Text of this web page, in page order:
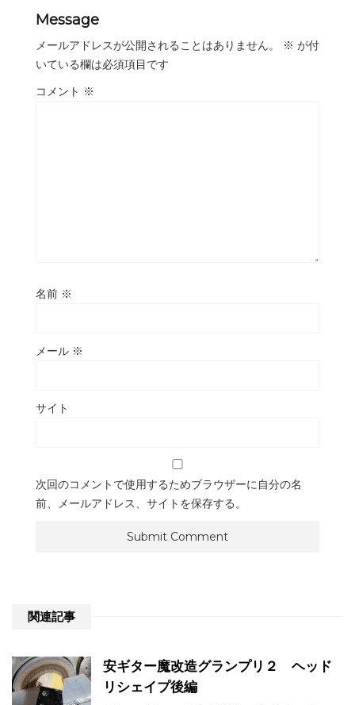
Message
メールアドレスが公開されることはありません。 ※ が付
いている欄は必須項目です
コメント ※
名前 ※
メール ※
サイト
次回のコメントで使用するためブラウザーに自分の名
前、メールアドレス、サイトを保存する。
関連記事
安ギター魔改造グランプリ２ ヘッド
リシェイプ後編